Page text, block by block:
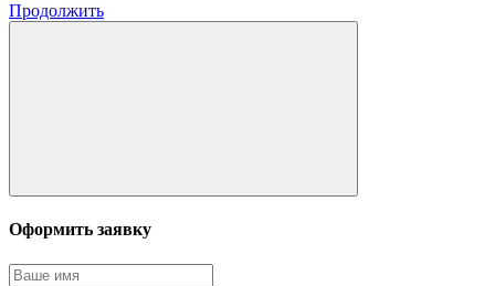
Продолжить
Оформить заявку